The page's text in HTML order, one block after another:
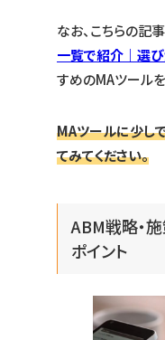
なお、こちらの記事
一覧で紹介｜選
すめのMAツール
MAツールに少し
てみてください。
ABM戦略・
ポイント